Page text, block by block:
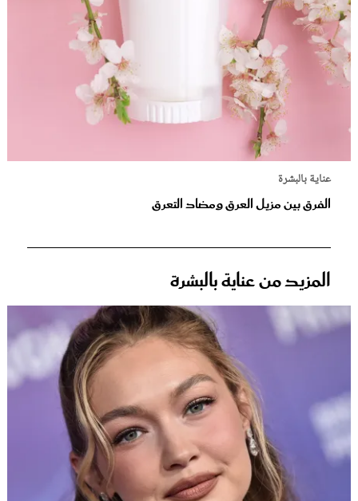
عناية بالبشرة
الفرق بين مزيل العرق ومضاد التعرق
المزيد من عناية بالبشرة